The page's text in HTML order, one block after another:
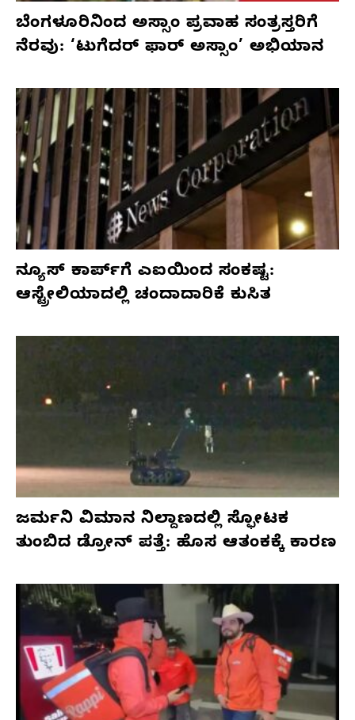
ಬೆಂಗಳೂರಿನಿಂದ ಅಸ್ಸಾಂ ಪ್ರವಾಹ ಸಂತ್ರಸ್ತರಿಗೆ
ನೆರವು: ‘ಟುಗೆದರ್ ಫಾರ್ ಅಸ್ಸಾಂ’ ಅಭಿಯಾನ
ನ್ಯೂಸ್ ಕಾರ್ಪ್‌ಗೆ ಎಐಯಿಂದ ಸಂಕಷ್ಟ:
ಆಸ್ಟ್ರೇಲಿಯಾದಲ್ಲಿ ಚಂದಾದಾರಿಕೆ ಕುಸಿತ
ಜರ್ಮನಿ ವಿಮಾನ ನಿಲ್ದಾಣದಲ್ಲಿ ಸ್ಫೋಟಕ
ತುಂಬಿದ ಡ್ರೋನ್ ಪತ್ತೆ: ಹೊಸ ಆತಂಕಕ್ಕೆ ಕಾರಣ